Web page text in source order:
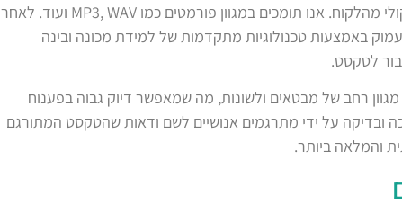
מהלקוח. אנו תומכים במגוון פורמטים כמו MP3, WAV ועוד. לאחר
באמצעות טכנולוגיות מתקדמות של למידת מכונה ובינה
לטקסט.
רחב של מבטאים ולשונות, מה שמאפשר דיוק גבוה בפענוח
ובדיקה על ידי מתרגמים אנושיים לשם ודאות שהטקסט המתורגם
והמלאה ביותר.